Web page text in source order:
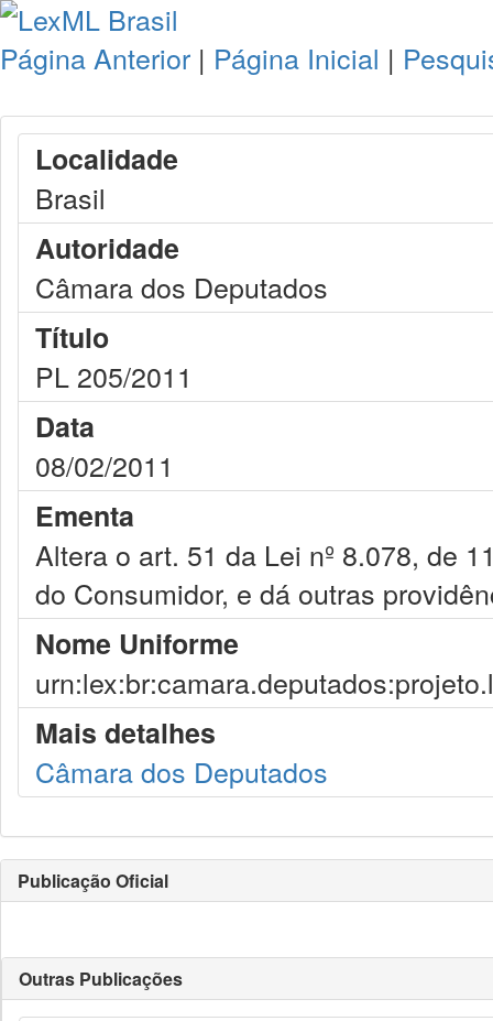
Página Anterior | Página Inicial |
Localidade
Brasil
Autoridade
Câmara dos Deputados
Título
PL 205/2011
Data
08/02/2011
Ementa
Altera o art. 51 da Lei nº 8.078, de
do Consumidor, e dá outras
Nome Uniforme
Mais detalhes
Câmara dos Deputados
Publicação Oficial
Outras Publicações